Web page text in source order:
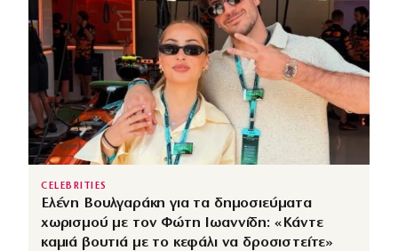
CELEBRITIES
Ελένη Βουλγαράκη για τα δημοσιεύματα
χωρισμού με τον Φώτη Ιωαννίδη: «Κάντε
καμιά βουτιά με το κεφάλι να δροσιστείτε»